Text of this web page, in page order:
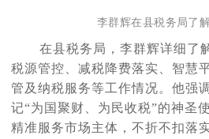
李群辉在县税务局了
在县税务局，李群辉详细了
税源管控、减税降费落实、智慧
管及纳税服务等工作情况。他强
记“为国聚财、为民收税”的神圣
精准服务市场主体，不折不扣落